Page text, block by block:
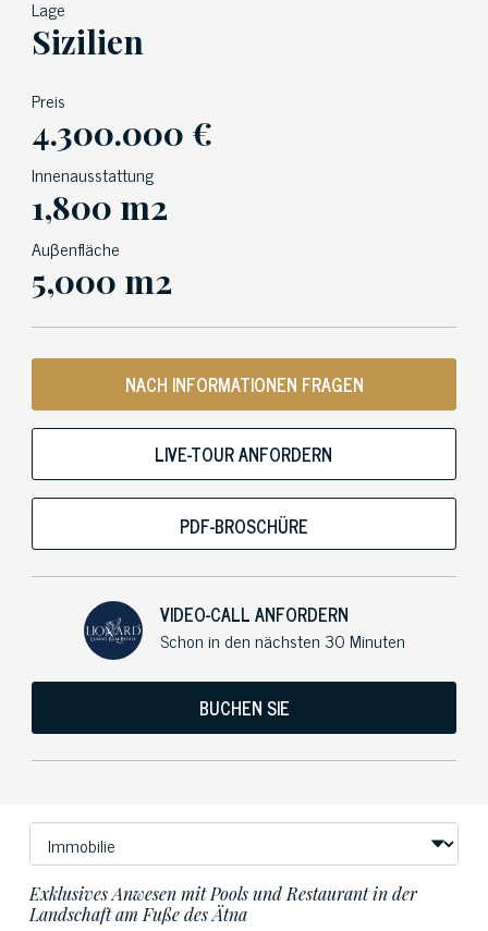
Lage
Sizilien
Preis
4.300.000 €
Innenausstattung
1,800 m2
Auβenfläche
5,000 m2
NACH INFORMATIONEN FRAGEN
LIVE-TOUR ANFORDERN
PDF-BROSCHÜRE
VIDEO-CALL ANFORDERN
Schon in den nächsten 30 Minuten
BUCHEN SIE
Exklusives Anwesen mit Pools und Restaurant in der
Landschaft am Fuße des Ätna